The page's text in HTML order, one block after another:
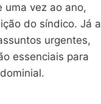
uma vez ao ano,
do síndico. Já a
urgentes,
essenciais para